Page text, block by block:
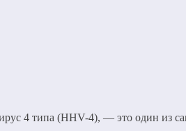
4 типа (HHV-4), — это один из